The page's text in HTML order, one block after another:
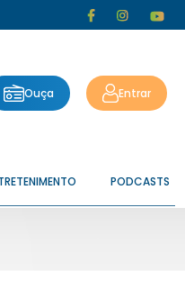
Ouça Entrar
PODCASTS